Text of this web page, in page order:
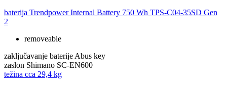
baterija Trendpower Internal Battery 750 Wh TPS-C04-35SD Gen
2
removeable
zaključavanje baterije Abus key
zaslon Shimano SC-EN600
težina cca 29,4 kg